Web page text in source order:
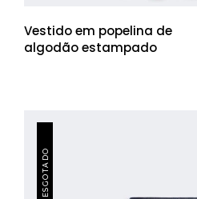
Vestido em popelina de
algodão estampado
ESGOTADO